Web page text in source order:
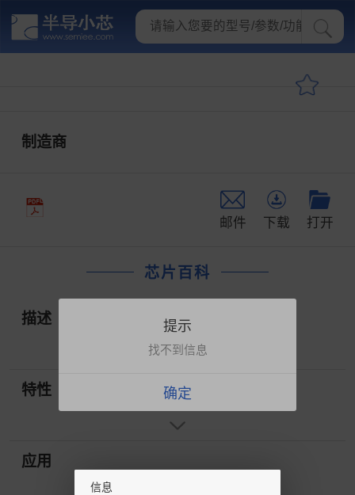
制造商
邮件 下载 打开
芯片百科
描述
特性
应用
提示
找不到信息
确定
信息